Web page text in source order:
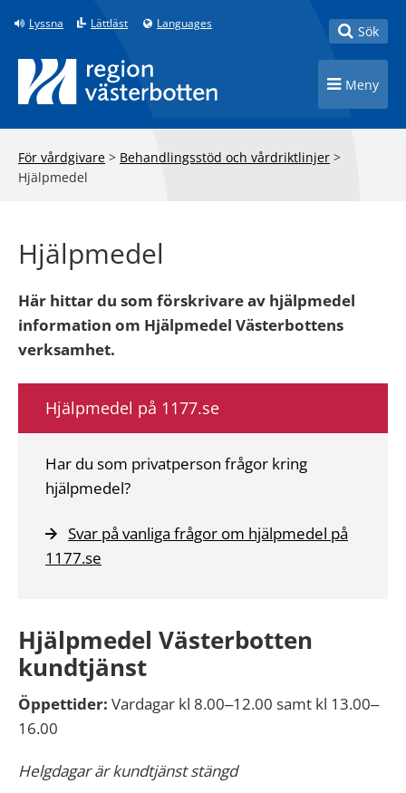
Till innehåll på sidan
Lyssna Lättläst Languages Toggle
Sök
Toggle
Meny
För vårdgivare > Behandlingsstöd och vårdriktlinjer >
Hjälpmedel
Hjälpmedel
Här hittar du som förskrivare av hjälpmedel
information om Hjälpmedel Västerbottens
verksamhet.
Hjälpmedel på 1177.se
Har du som privatperson frågor kring
hjälpmedel?
Svar på vanliga frågor om hjälpmedel på
1177.se
Hjälpmedel Västerbotten
kundtjänst
Öppettider: Vardagar kl 8.00‒12.00 samt kl 13.00‒
16.00
Helgdagar är kundtjänst stängd